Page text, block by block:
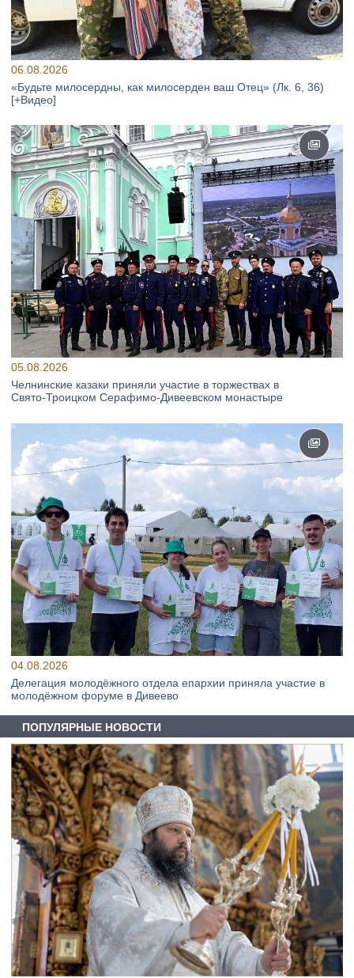
06.08.2026
«Будьте милосердны, как милосерден ваш Отец» (Лк. 6, 36)
[+Видео]
05.08.2026
Челнинские казаки приняли участие в торжествах в
Свято‑Троицком Серафимо‑Дивеевском монастыре
04.08.2026
Делегация молодёжного отдела епархии приняла участие в
молодёжном форуме в Дивеево
ПОПУЛЯРНЫЕ НОВОСТИ